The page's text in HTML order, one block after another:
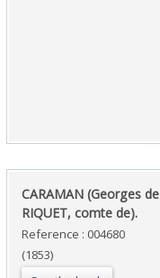
‎CARAMAN (Georges de
RIQUET, comte de).‎
Reference : 004680
(1853)